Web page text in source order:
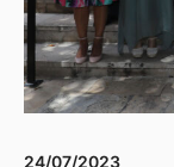
24/07/2023